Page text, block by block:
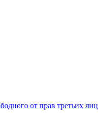
от прав третьих лиц